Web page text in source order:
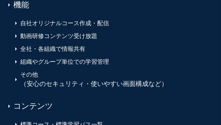
機能
自社オリジナルコース作成・配信
動画研修コンテンツ受け放題
全社・各組織で情報共有
組織やグループ単位での学習管理
その他
（安心のセキュリティ・使いやすい画面構成など）
コンテンツ